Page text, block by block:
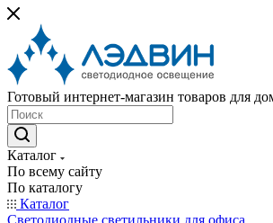
Готовый интернет-магазин товаров для
Каталог
По всему сайту
По каталогу
Каталог
Светодиодные светильники для офиса